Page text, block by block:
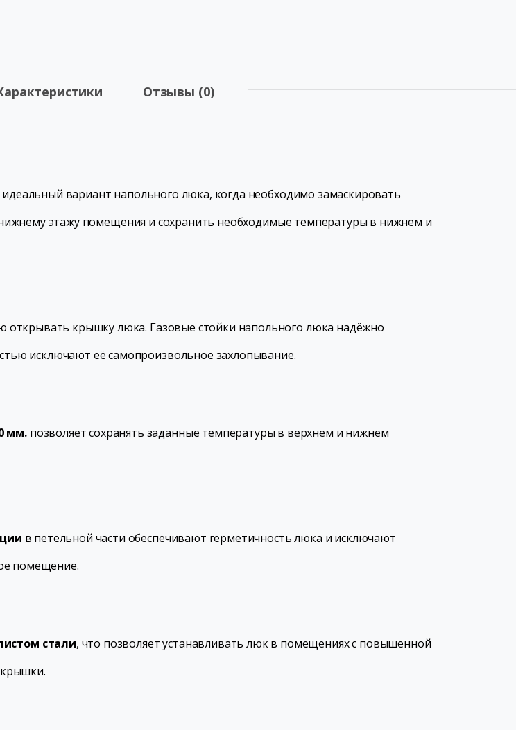
Отзывы (0)
вариант напольного люка, когда необходимо замаскировать
этажу помещения и сохранить необходимые температуры в нижнем и
открывать крышку люка. Газовые стойки напольного люка надёжно
исключают её самопроизвольное захлопывание.
мм. позволяет сохранять заданные температуры в верхнем и нижнем
в петельной части обеспечивают герметичность люка и исключают
помещение.
стали, что позволяет устанавливать люк в помещениях с повышенной